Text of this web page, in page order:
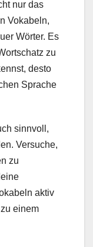
nur das
Vokabeln,
Wörter. Es
zu
desto
Sprache
sinnvoll,
Versuche,
zu
aktiv
einem